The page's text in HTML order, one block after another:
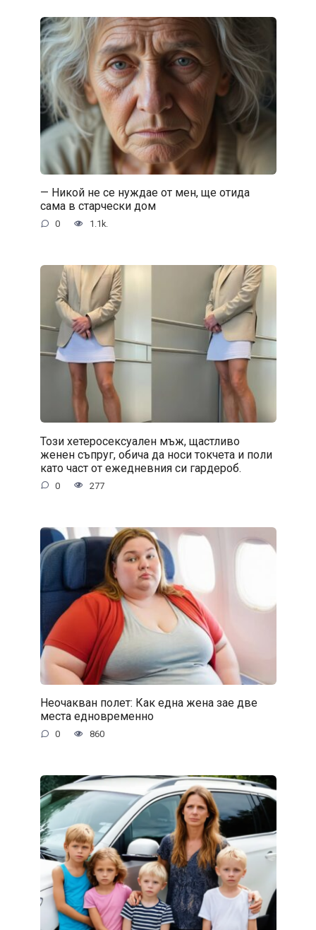
— Никой не се нуждае от мен, ще отида
сама в старчески дом
0 1.1k.
Този хетеросексуален мъж, щастливо
женен съпруг, обича да носи токчета и поли
като част от ежедневния си гардероб.
0 277
Неочакван полет: Как една жена зае две
места едновременно
0 860